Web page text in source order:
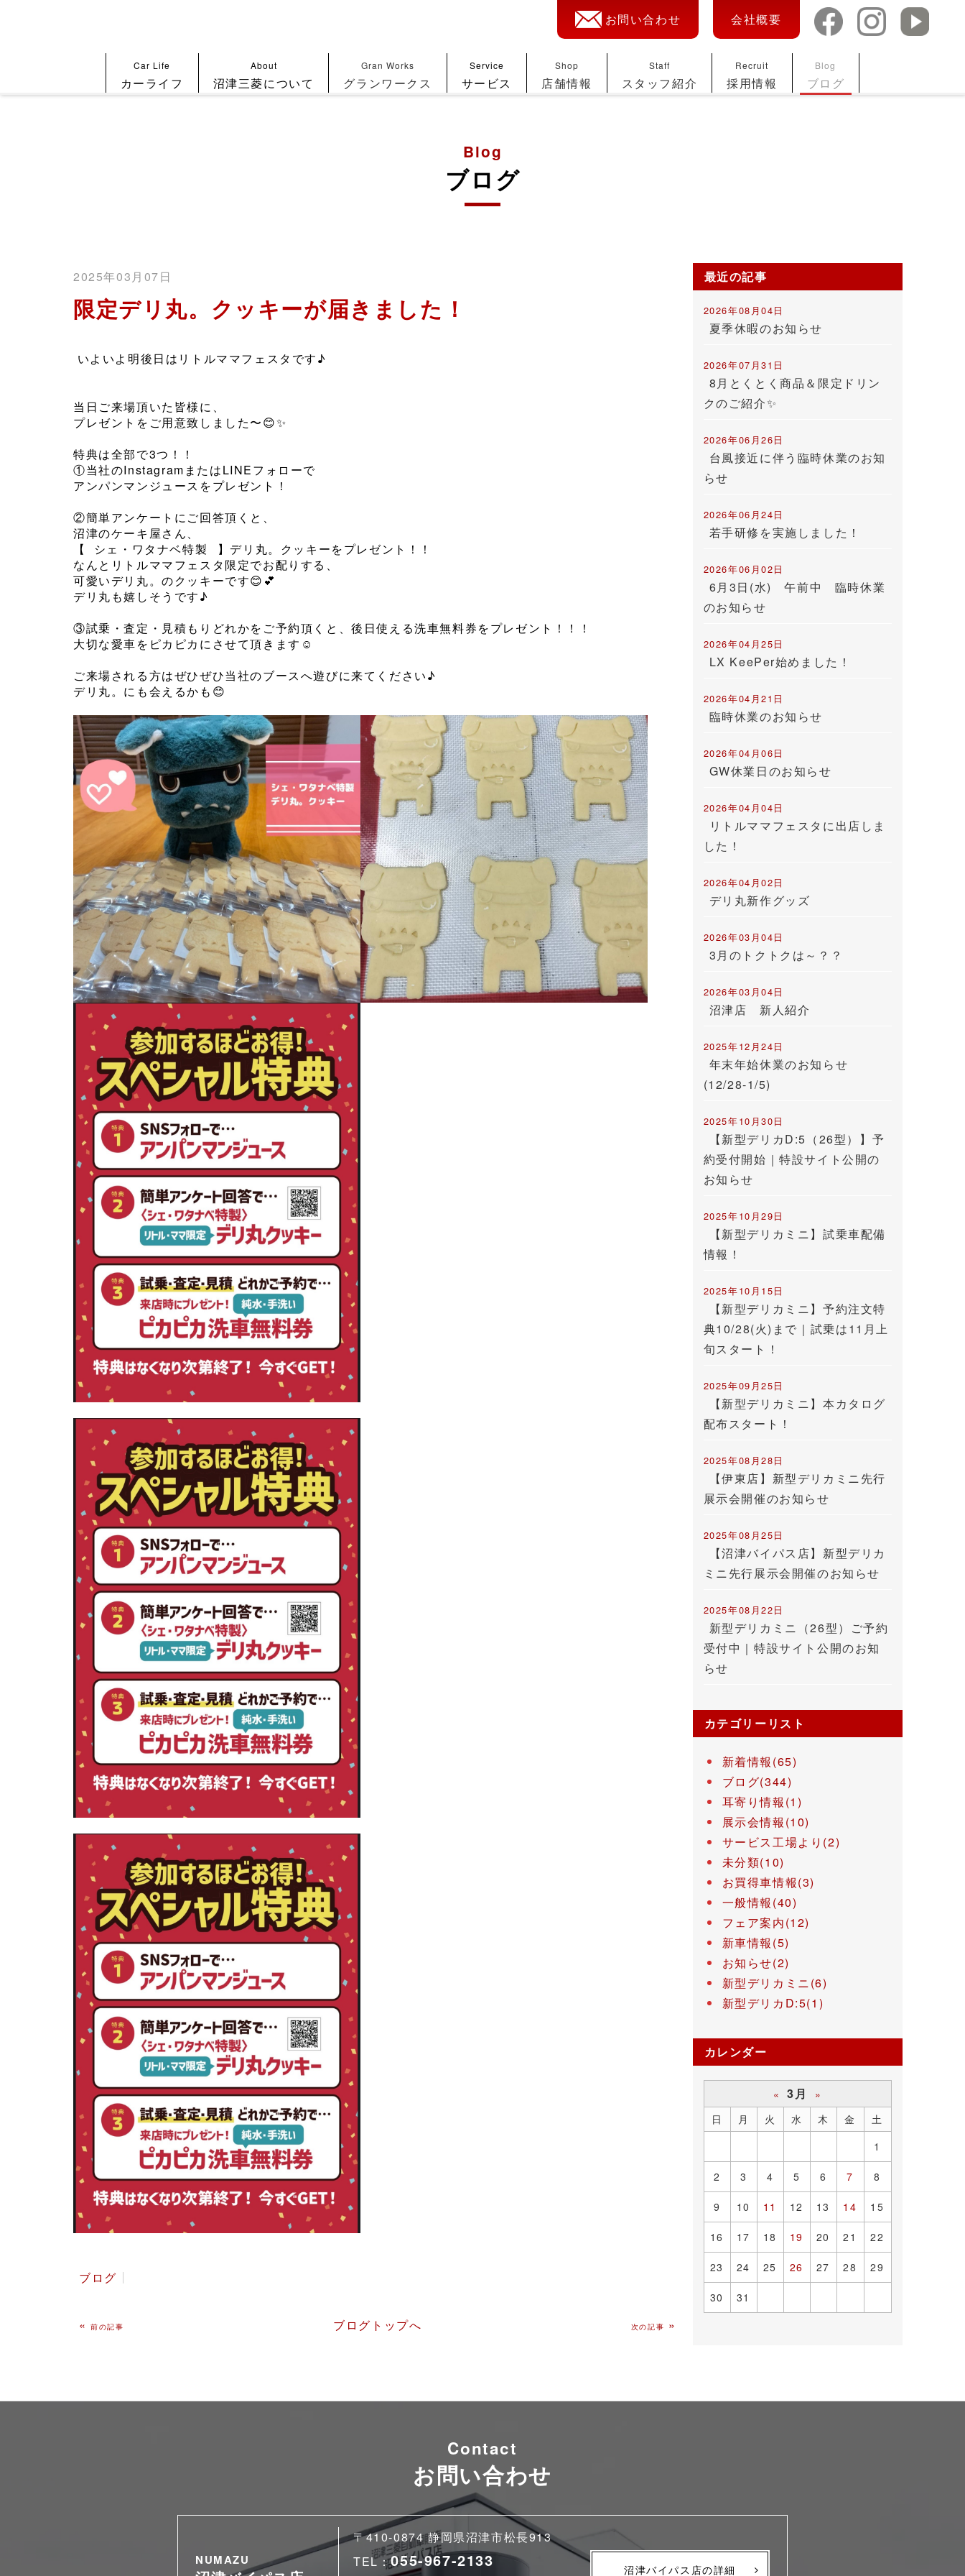
お問い合わせ 会社概要
Car Life
カーライフ
About
沼津三菱について
Gran Works
グランワークス
Service
サービス
Shop
店舗情報
Staff
スタッフ紹介
Recruit
採用情報
Blog
ブログ
Blog
ブログ
2025年03月07日
限定デリ丸。クッキーが届きました！
いよいよ明後日はリトルママフェスタです♪
当日ご来場頂いた皆様に、
プレゼントをご用意致しました〜😊✨️
特典は全部で3つ！！
①当社のInstagramまたはLINEフォローで
アンパンマンジュースをプレゼント！
②簡単アンケートにご回答頂くと、
沼津のケーキ屋さん、
【 シェ・ワタナベ特製⠀】デリ丸。クッキーをプレゼント！！
なんとリトルママフェスタ限定でお配りする、
可愛いデリ丸。のクッキーです😊💕
デリ丸も嬉しそうです♪
③試乗・査定・見積もりどれかをご予約頂くと、後日使える洗車無料券をプレゼント！！！
大切な愛車をピカピカにさせて頂きます☺️
ご来場される方はぜひぜひ当社のブースへ遊びに来てください♪
デリ丸。にも会えるかも😊
ブログ
«前の記事 ブログトップへ 次の記事 »
最近の記事
2026年08月04日
夏季休暇のお知らせ
2026年07月31日
8月とくとく商品＆限定ドリン
クのご紹介✨
2026年06月26日
台風接近に伴う臨時休業のお知
らせ
2026年06月24日
若手研修を実施しました！
2026年06月02日
6月3日(水) 午前中 臨時休業
のお知らせ
2026年04月25日
LX KeePer始めました！
2026年04月21日
臨時休業のお知らせ
2026年04月06日
GW休業日のお知らせ
2026年04月04日
リトルママフェスタに出店しま
した！
2026年04月02日
デリ丸新作グッズ
2026年03月04日
3月のトクトクは～？？
2026年03月04日
沼津店 新人紹介
2025年12月24日
年末年始休業のお知らせ
(12/28-1/5)
2025年10月30日
【新型デリカD:5（26型）】予
約受付開始｜特設サイト公開の
お知らせ
2025年10月29日
【新型デリカミニ】試乗車配備
情報！
2025年10月15日
【新型デリカミニ】予約注文特
典10/28(火)まで｜試乗は11月上
旬スタート！
2025年09月25日
【新型デリカミニ】本カタログ
配布スタート！
2025年08月28日
【伊東店】新型デリカミニ先行
展示会開催のお知らせ
2025年08月25日
【沼津バイパス店】新型デリカ
ミニ先行展示会開催のお知らせ
2025年08月22日
新型デリカミニ（26型）ご予約
受付中｜特設サイト公開のお知
らせ
カテゴリーリスト
新着情報(65)
ブログ(344)
耳寄り情報(1)
展示会情報(10)
サービス工場より(2)
未分類(10)
お買得車情報(3)
一般情報(40)
フェア案内(12)
新車情報(5)
お知らせ(2)
新型デリカミニ(6)
新型デリカD:5(1)
カレンダー
« 3月
»
日
月 火 水 木 金
土
1
2 3 4 5 6 7 8
9 10 11 12 13 14 15
16 17 18 19 20 21 22
23 24 25 26 27 28 29
30 31
Contact
お問い合わせ
NUMAZU
〒410-0874 静岡県沼津市松長913
TEL：055-967-2133 沼津バイパス店の詳細